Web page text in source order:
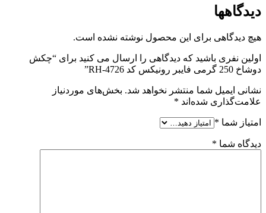
دیدگاهها
هیچ دیدگاهی برای این محصول نوشته نشده است.
اولین نفری باشید که دیدگاهی را ارسال می کنید برای “چکش
دوشاخ 250 گرمی فایبر رونیکس کد RH-4726”
نشانی ایمیل شما منتشر نخواهد شد. بخش‌های موردنیاز
علامت‌گذاری شده‌اند *
امتیاز شما *
دیدگاه شما *